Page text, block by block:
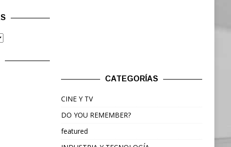
CATEGORÍAS
CINE Y TV
DO YOU REMEMBER?
featured